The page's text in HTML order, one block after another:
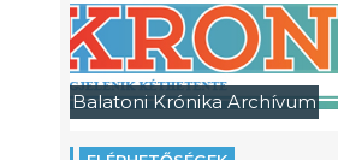
Balatoni Krónika Archívum